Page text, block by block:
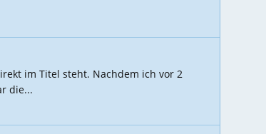
im Titel steht. Nachdem ich vor 2
die...